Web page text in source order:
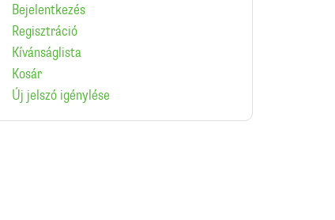
Bejelentkezés
Regisztráció
Kívánságlista
Kosár
Új jelszó igénylése